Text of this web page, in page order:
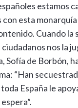
estamos
con esta
Cuando la
nos la
Sofía de Borbón,
“Han
España le